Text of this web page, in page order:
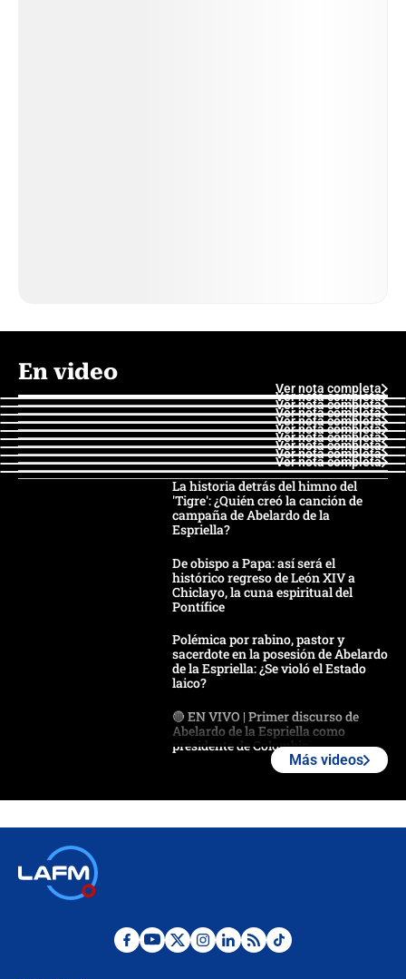
En video
Ver nota completa
Ver nota completa
Ver nota completa
Ver nota completa
Ver nota completa
Ver nota completa
Ver nota completa
Ver nota completa
Ver nota completa
Ver nota completa
La historia detrás del himno del
'Tigre': ¿Quién creó la canción de
campaña de Abelardo de la
Espriella?
De obispo a Papa: así será el
histórico regreso de León XIV a
Chiclayo, la cuna espiritual del
Pontífice
Polémica por rabino, pastor y
sacerdote en la posesión de Abelardo
de la Espriella: ¿Se violó el Estado
laico?
🔴 EN VIVO | Primer discurso de
Abelardo de la Espriella como
presidente de Colombia
Desde dermatitis hasta infecciones:
Más videos